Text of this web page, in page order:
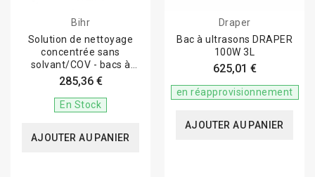
Bihr
Solution de nettoyage
concentrée sans
solvant/COV - bacs à
ultrason BIHR - 4x5L
285,36 €
En Stock
AJOUTER AU PANIER
Draper
Bac à ultrasons DRAPER
100W 3L
625,01 €
en réapprovisionnement
AJOUTER AU PANIER